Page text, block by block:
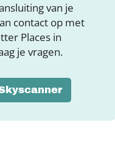
van je
contact op met
Places in
je vragen.